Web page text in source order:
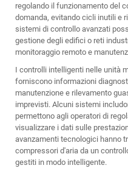
regolando il funzionamento del
domanda, evitando cicli inutili e
sistemi di controllo avanzati
gestione degli edifici o reti
monitoraggio remoto e
I controlli intelligenti nelle unità
forniscono informazioni
manutenzione e rilevamento
imprevisti. Alcuni sistemi
permettono agli operatori di
visualizzare i dati sulle
avanzamenti tecnologici hanno
compressori d'aria da un
gestiti in modo intelligente.